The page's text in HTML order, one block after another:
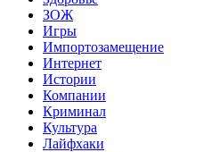
ЗОЖ
Игры
Импортозамещение
Интернет
Истории
Компании
Криминал
Культура
Лайфхаки